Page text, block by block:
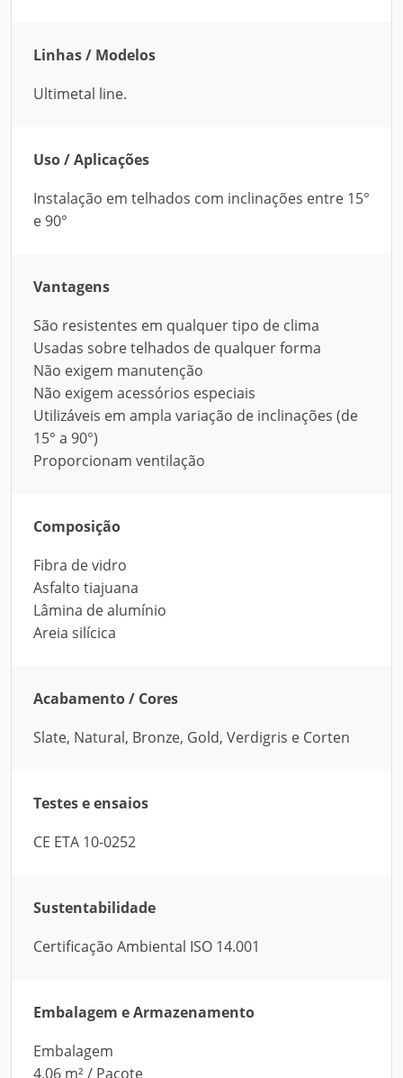
Linhas / Modelos
Ultimetal line.
Uso / Aplicações
Instalação em telhados com inclinações entre 15°
e 90°
Vantagens
São resistentes em qualquer tipo de clima
Usadas sobre telhados de qualquer forma
Não exigem manutenção
Não exigem acessórios especiais
Utilizáveis em ampla variação de inclinações (de
15° a 90°)
Proporcionam ventilação
Composição
Fibra de vidro
Asfalto tiajuana
Lâmina de alumínio
Areia silícica
Acabamento / Cores
Slate, Natural, Bronze, Gold, Verdigris e Corten
Testes e ensaios
CE ETA 10-0252
Sustentabilidade
Certificação Ambiental ISO 14.001
Embalagem e Armazenamento
Embalagem
4,06 m² / Pacote